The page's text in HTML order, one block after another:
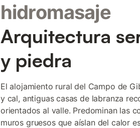
hidromasaje
Arquitectura
y piedra
El alojamiento rural del Campo de
y cal, antiguas casas de labranza
orientados al valle. Predominan las
muros gruesos que aíslan del calor